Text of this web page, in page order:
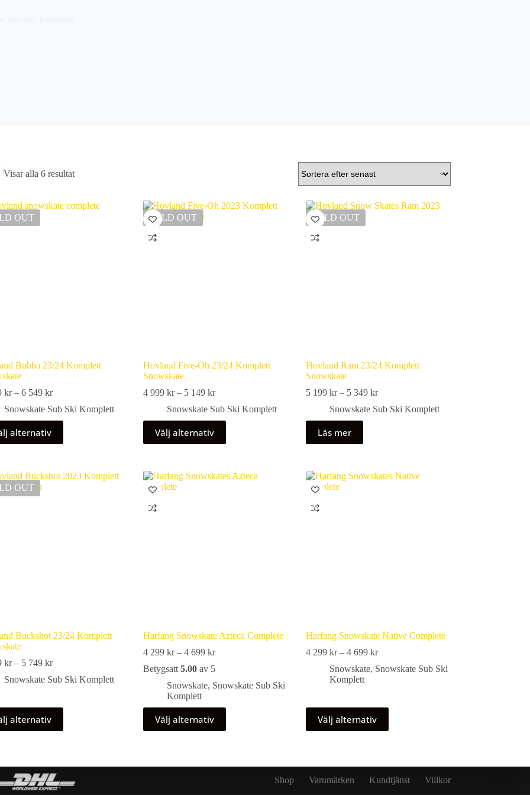
Visar alla 6 resultatSortera
OUT
Bubba 23/24 Komplett
kr – 6 549 krPrisintervall:
299 kr
till
549 kr
Snowskate Sub Ski Komplett
alternativ
SOLD OUT
Hovland Five-Oh 23/24 Komplett
Snowskate
4 999 kr – 5 149 krPrisintervall:
999 kr
till
149 kr
Snowskate Sub Ski Komplett
Välj alternativ
Den
produkten
varianter.
De
alternativen
SOLD OUT
Hovland Ram 23/24 Komplett
Snowskate
5 199 kr – 5 349 krPrisintervall:
199 kr
Snowskate Sub Ski Komplett
Läs mer
OUT
Buckshot 23/24 Komplett
kr – 5 749 krPrisintervall:
599 kr
Snowskate Sub Ski Komplett
alternativ
Harfang Snowskate Azteca Complete
4 299 kr – 4 699 krPrisintervall:
299 kr
till
Betygsatt 5.00av 5
Snowskate, Snowskate Sub Ski
Komplett
Välj alternativ
Den
produkten
varianter.
Harfang Snowskate Native Complete
4 299 kr – 4 699 krPrisintervall:
299 kr
Snowskate, Snowskate Sub Ski
Komplett
Välj alternativ
Den
produkten
varianter.
De
olika
Shop Varumärken Kundtjänst
Villkor